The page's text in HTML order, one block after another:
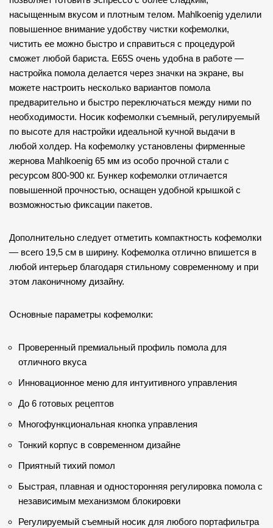
насыщенным вкусом и плотным телом. Mahlkoenig уделили
повышенное внимание удобству чистки кофемолки,
чистить ее можно быстро и справиться с процедурой
сможет любой бариста. E65S очень удобна в работе —
настройка помола делается через значки на экране, вы
можете настроить несколько вариантов помола
предварительно и быстро переключаться между ними по
необходимости. Носик кофемолки съемный, регулируемый
по высоте для настройки идеальной кучной выдачи в
любой холдер. На кофемолку установлены фирменные
жернова Mahlkoenig 65 мм из особо прочной стали с
ресурсом 800-900 кг. Бункер кофемолки отличается
повышенной прочностью, оснащен удобной крышкой с
возможностью фиксации пакетов.
Дополнительно следует отметить компактность кофемолки
— всего 19,5 см в ширину. Кофемолка отлично впишется в
любой интерьер благодаря стильному современному и при
этом лаконичному дизайну.
Основные параметры кофемолки:
Проверенный премиальный профиль помола для
отличного вкуса
Инновационное меню для интуитивного управления
До 6 готовых рецептов
Многофункциональная кнопка управления
Тонкий корпус в современном дизайне
Приятный тихий помол
Быстрая, плавная и односторонняя регулировка помола с
независимым механизмом блокировки
Регулируемый съемный носик для любого портафильтра